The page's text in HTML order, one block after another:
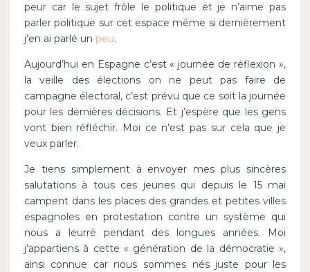
peur car le sujet frôle le politique et je n’aime pas
parler politique sur cet espace même si dernièrement
j’en ai parlé un peu.
Aujourd’hui en Espagne c’est « journée de réflexion »,
la veille des élections on ne peut pas faire de
campagne électoral, c’est prévu que ce soit la journée
pour les dernières décisions. Et j’espère que les gens
vont bien réfléchir. Moi ce n’est pas sur cela que je
veux parler.
Je tiens simplement à envoyer mes plus sincères
salutations à tous ces jeunes qui depuis le 15 mai
campent dans les places des grandes et petites villes
espagnoles en protestation contre un système qui
nous a leurré pendant des longues années. Moi
j’appartiens à cette « génération de la démocratie »,
ainsi connue car nous sommes nés juste pour les